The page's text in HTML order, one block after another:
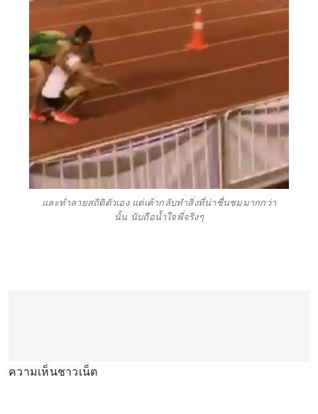
และทำลายสถิติตัวเอง แต่เค้ากลับทำสิ่งที่น่าชื่นชมมากกว่า
นั้น นับถือน้ำใจพี่จริงๆ
ความเห็นชาวเน็ต